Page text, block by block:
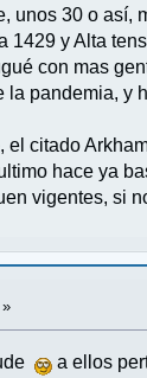
unos 30 o
y Alta
con mas
pandemia,
citado
hace ya
vigentes, si
a ellos